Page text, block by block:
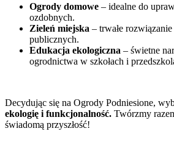
Ogrody domowe – idealne do
ozdobnych.
Zieleń miejska – trwałe
publicznych.
Edukacja ekologiczna – świetne
ogrodnictwa w szkołach i
Decydując się na Ogrody Podniesione,
ekologię i funkcjonalność. Twórzmy
świadomą przyszłość!